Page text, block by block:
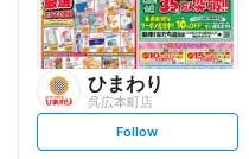
ひまわり
呉広本町店
s
Follow